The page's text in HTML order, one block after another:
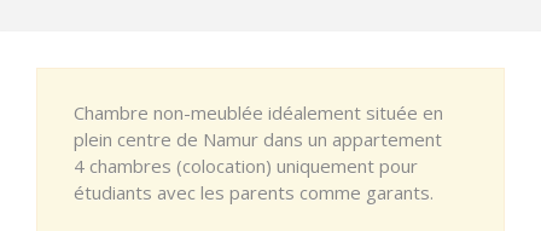
Chambre non-meublée idéalement située en
plein centre de Namur dans un appartement
4 chambres (colocation) uniquement pour
étudiants avec les parents comme garants.